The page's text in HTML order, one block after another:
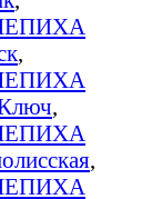
,
,
,